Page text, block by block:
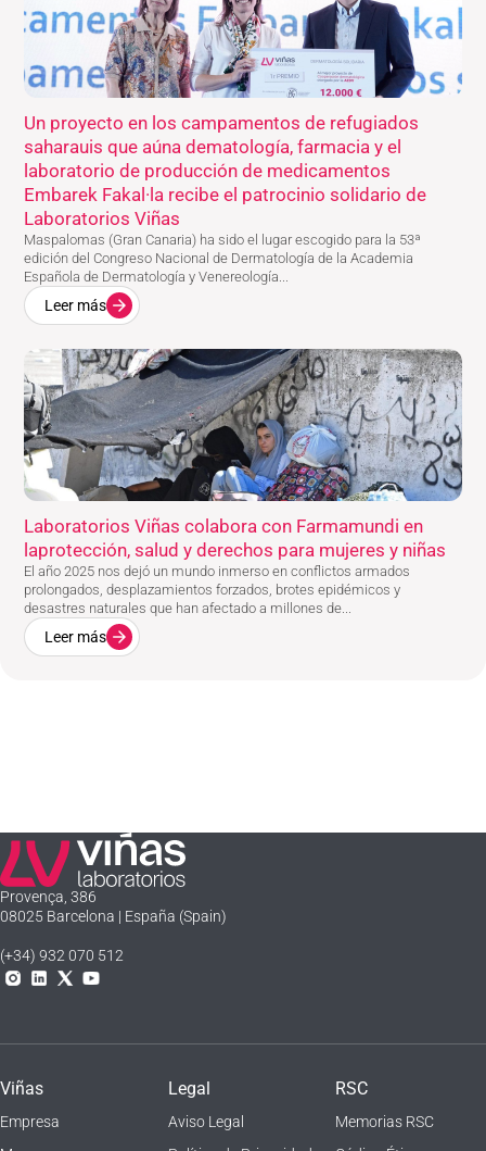
Un proyecto en los campamentos de refugiados
saharauis que aúna dematología, farmacia y el
laboratorio de producción de medicamentos
Embarek Fakal·la recibe el patrocinio solidario de
Laboratorios Viñas
Maspalomas (Gran Canaria) ha sido el lugar escogido para la 53ª
edición del Congreso Nacional de Dermatología de la Academia
Española de Dermatología y Venereología...
Leer más
Laboratorios Viñas colabora con Farmamundi en
laprotección, salud y derechos para mujeres y niñas
El año 2025 nos dejó un mundo inmerso en conflictos armados
prolongados, desplazamientos forzados, brotes epidémicos y
desastres naturales que han afectado a millones de...
Leer más
Laboratorios Viñas
Provença, 386
08025 Barcelona | España (Spain)
(+34) 932 070 512
Instagram
Linkedln
X YouTube
Viñas
Empresa
Legal
Aviso Legal
RSC
Memorias RSC